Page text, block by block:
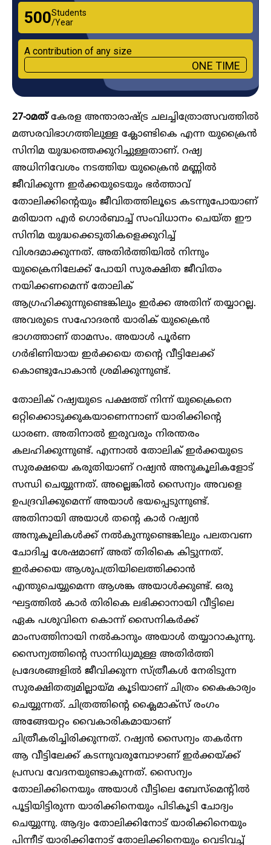
₹500Students
/Year
A contribution of any size
ONE TIME
27-ാമത്കേരള അന്താരാഷ്ട്ര ചലച്ചിത്രോത്സവത്തില്‍
മത്സരവിഭാഗത്തിലുള്ള ക്ലോണ്ടികെ എന്ന യുക്രൈന്‍
സിനിമ യുദ്ധത്തെക്കുറിച്ചുള്ളതാണ്. റഷ്യ
അധിനിവേശം നടത്തിയ യുക്രൈൻ മണ്ണില്‍
ജീവിക്കുന്ന ഇര്‍ക്കയുടെയും ഭര്‍ത്താവ്
തോലിക്കിന്റെയും ജീവിതത്തിലൂടെ കടന്നുപോയാണ്
മരിയാന എര്‍ ഗൊര്‍ബാച്ച് സംവിധാനം ചെയ്ത ഈ
സിനിമ യുദ്ധക്കെടുതികളെക്കുറിച്ച്
വിശദമാക്കുന്നത്. അതിര്‍ത്തിയില്‍ നിന്നും
യുക്രൈനിലേക്ക് പോയി സുരക്ഷിത ജീവിതം
നയിക്കണമെന്ന് തോലിക്
ആഗ്രഹിക്കുന്നുണ്ടെങ്കിലും ഇര്‍ക്ക അതിന് തയ്യാറല്ല.
അവരുടെ സഹോദരൻ യാരിക് യുക്രൈൻ
ഭാഗത്താണ് താമസം. അയാള്‍ പൂര്‍ണ
ഗര്‍ഭിണിയായ ഇര്‍ക്കയെ തന്റെ വീട്ടിലേക്ക്
കൊണ്ടുപോകാന്‍ ശ്രമിക്കുന്നുണ്ട്.
തോലിക് റഷ്യയുടെ പക്ഷത്ത് നിന്ന് യുക്രൈനെ
ഒറ്റിക്കൊടുക്കുകയാണെന്നാണ് യാരിക്കിന്റെ
ധാരണ. അതിനാല്‍ ഇരുവരും നിരന്തരം
കലഹിക്കുന്നുണ്ട്. എന്നാല്‍ തോലിക് ഇര്‍ക്കയുടെ
സുരക്ഷയെ കരുതിയാണ് റഷ്യന്‍ അനുകൂലികളോട്
സന്ധി ചെയ്യുന്നത്. അല്ലെങ്കില്‍ സൈന്യം അവളെ
ഉപദ്രവിക്കുമെന്ന് അയാള്‍ ഭയപ്പെടുന്നുണ്ട്.
അതിനായി അയാള്‍ തന്റെ കാര്‍ റഷ്യന്‍
അനുകൂലികള്‍ക്ക് നല്‍കുന്നുണ്ടെങ്കിലും പലതവണ
ചോദിച്ച ശേഷമാണ് അത് തിരികെ കിട്ടുന്നത്.
ഇര്‍ക്കയെ ആശുപത്രിയിലെത്തിക്കാൻ
എന്തുചെയ്യുമെന്ന ആശങ്ക അയാള്‍ക്കുണ്ട്. ഒരു
ഘട്ടത്തില്‍ കാര്‍ തിരികെ ലഭിക്കാനായി വീട്ടിലെ
ഏക പശുവിനെ കൊന്ന് സൈനികര്‍ക്ക്
മാംസത്തിനായി നല്‍കാനും അയാള്‍ തയ്യാറാകുന്നു.
സൈന്യത്തിന്റെ സാന്നിധ്യമുള്ള അതിര്‍ത്തി
പ്രദേശങ്ങളില്‍ ജീവിക്കുന്ന സ്ത്രീകള്‍ നേരിടുന്ന
സുരക്ഷിതത്വമില്ലായ്മ കൂടിയാണ് ചിത്രം കൈകാര്യം
ചെയ്യുന്നത്. ചിത്രത്തിന്റെ ക്ലൈമാക്സ് രംഗം
അങ്ങേയറ്റം വൈകാരികമായാണ്
ചിത്രീകരിച്ചിരിക്കുന്നത്. റഷ്യൻ സൈന്യം തകര്‍ന്ന
ആ വീട്ടിലേക്ക് കടന്നുവരുമ്പോഴാണ് ഇര്‍ക്കയ്ക്ക്
പ്രസവ വേദനയുണ്ടാകുന്നത്. സൈന്യം
തോലിക്കിനെയും അയാള്‍ വീട്ടിലെ ബേസ്മെന്റില്‍
പൂട്ടിയിട്ടിരുന്ന യാരിക്കിനെയും പിടികൂടി ചോദ്യം
ചെയ്യുന്നു. ആദ്യം തോലിക്കിനോട് യാരിക്കിനെയും
പിന്നീട് യാരിക്കിനോട് തോലിക്കിനെയും വെടിവച്ച്